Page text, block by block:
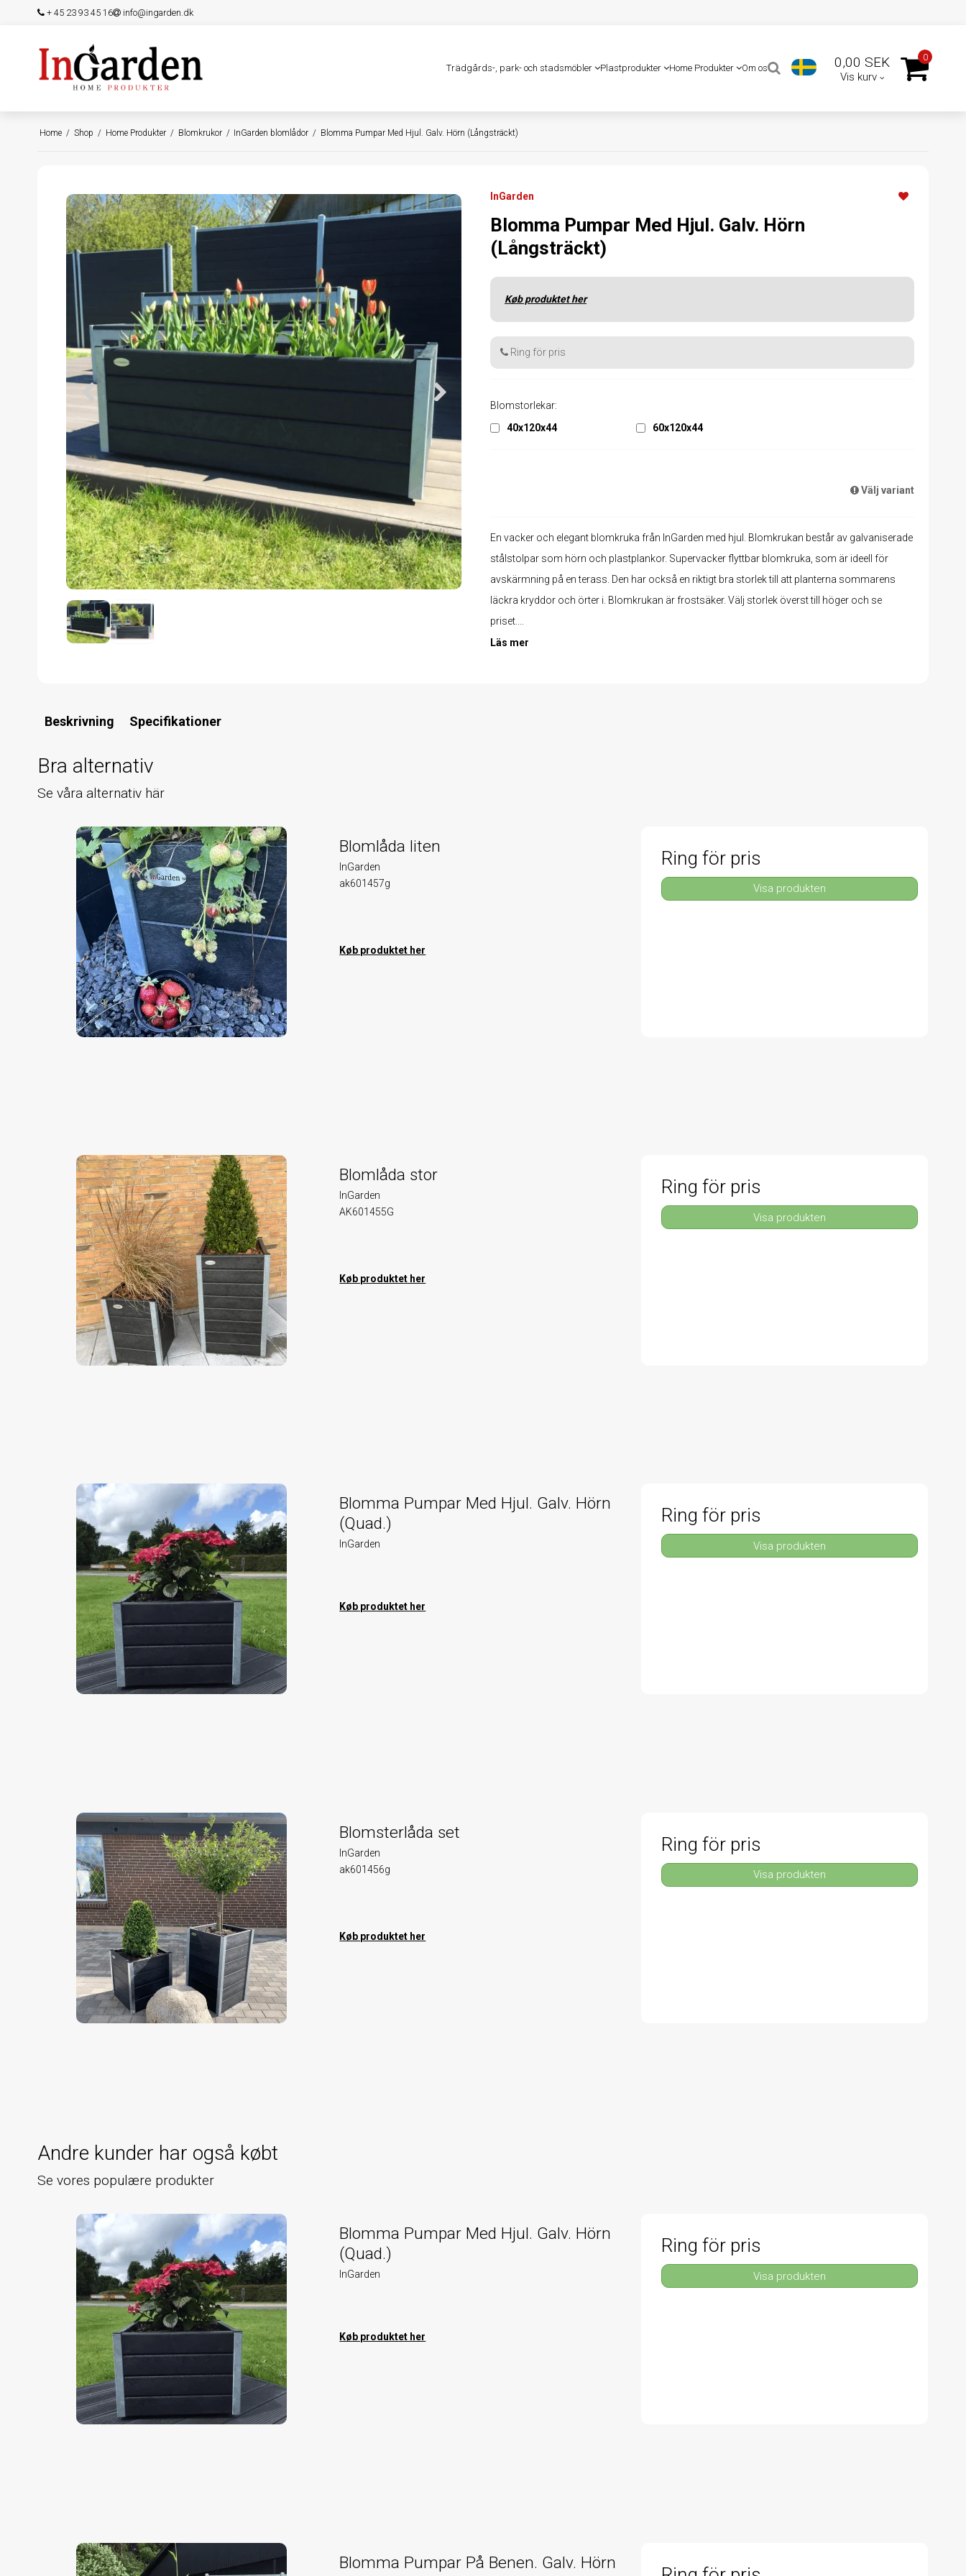
+ 45 23 93 45 16 info@ingarden.dk
Trädgårds-, park- och stadsmöbler Plastprodukter Home Produkter Om os 0,00 SEK
Vis kurv
0
Home / Shop / Home Produkter / Blomkrukor / InGarden blomlådor / Blomma Pumpar Med Hjul. Galv. Hörn (Långsträckt)
InGarden
Blomma Pumpar Med Hjul. Galv. Hörn
(Långsträckt)
Køb produktet her
Ring för pris
Blomstorlekar:
40x120x44
60x120x44
Välj variant
En vacker och elegant blomkruka från InGarden med hjul. Blomkrukan består av galvaniserade
stålstolpar som hörn och plastplankor. Supervacker flyttbar blomkruka, som är ideell för
avskärmning på en terass. Den har också en riktigt bra storlek till att planterna sommarens
läckra kryddor och örter i. Blomkrukan är frostsäker. Välj storlek överst till höger och se
priset....
Läs mer
Beskrivning Specifikationer
Bra alternativ
Se våra alternativ här
Blomlåda liten
InGarden
ak601457g
Køb produktet her
Ring för pris
Visa produkten
Blomlåda stor
InGarden
AK601455G
Køb produktet her
Ring för pris
Visa produkten
Blomma Pumpar Med Hjul. Galv. Hörn
(Quad.)
InGarden
Køb produktet her
Ring för pris
Visa produkten
Blomsterlåda set
InGarden
ak601456g
Køb produktet her
Ring för pris
Visa produkten
Andre kunder har også købt
Se vores populære produkter
Blomma Pumpar Med Hjul. Galv. Hörn
(Quad.)
InGarden
Køb produktet her
Ring för pris
Visa produkten
Blomma Pumpar På Benen. Galv. Hörn